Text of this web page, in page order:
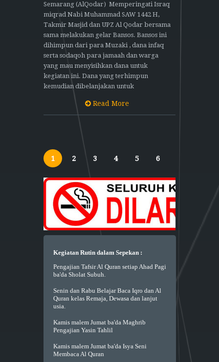
Semarang (AlQodar) Memperingati Israq
miqrad Nabi Muhammad SAW 1442 H,
Takmir Masjid dan UPZ Al Qodar bersama
sama melakukan gelar Bansos. Bansos ini
dihimpun dari para Muzaki , dana infaq
serta sodaqoh para jamaah dan warga
yang mau menyisihkan dana untuk
kegiatan ini. Dana yang terhimpun
kemudian dibelanjakan untuk
Read More
1 2 3 4 5 6
Kegiatan Rutin dalam Sepekan :
Pengajian Tafsir Al Quran setiap Ahad Pagi
ba'da Sholat Subuh.
Senin dan Rabu Belajar Baca Iqro dan Al
Quran kelas Remaja, Dewasa dan lanjut
usia.
Kamis malem Jumat ba'da Maghrib
Pengajian Yasin Tahlil
Kamis malem Jumat ba'da Isya Seni
Membaca Al Quran